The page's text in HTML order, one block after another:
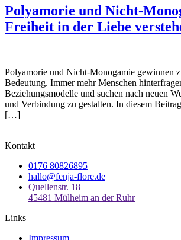
Polyamorie und Nicht-
Freiheit in der Liebe
Polyamorie und Nicht-Monogamie gewinnen
Bedeutung. Immer mehr Menschen
Beziehungsmodelle und suchen nach neuen
und Verbindung zu gestalten. In diesem
[…]
Kontakt
0176 80826895
hallo@fenja-flore.de
Quellenstr. 18
45481 Mülheim an der Ruhr
Links
Impressum